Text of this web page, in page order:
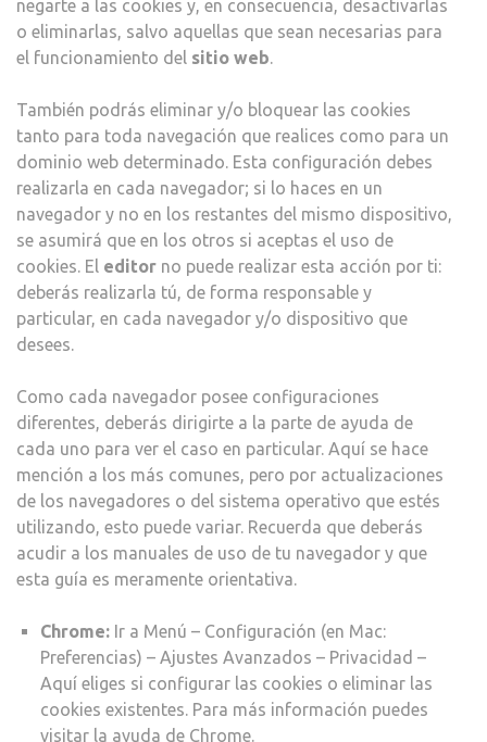
negarte a las cookies y, en consecuencia, desactivarlas
o eliminarlas, salvo aquellas que sean necesarias para
el funcionamiento del sitio web.
También podrás eliminar y/o bloquear las cookies
tanto para toda navegación que realices como para un
dominio web determinado. Esta configuración debes
realizarla en cada navegador; si lo haces en un
navegador y no en los restantes del mismo dispositivo,
se asumirá que en los otros si aceptas el uso de
cookies. El editor no puede realizar esta acción por ti:
deberás realizarla tú, de forma responsable y
particular, en cada navegador y/o dispositivo que
desees.
Como cada navegador posee configuraciones
diferentes, deberás dirigirte a la parte de ayuda de
cada uno para ver el caso en particular. Aquí se hace
mención a los más comunes, pero por actualizaciones
de los navegadores o del sistema operativo que estés
utilizando, esto puede variar. Recuerda que deberás
acudir a los manuales de uso de tu navegador y que
esta guía es meramente orientativa.
Chrome: Ir a Menú – Configuración (en Mac:
Preferencias) – Ajustes Avanzados – Privacidad –
Aquí eliges si configurar las cookies o eliminar las
cookies existentes. Para más información puedes
visitar la ayuda de Chrome.